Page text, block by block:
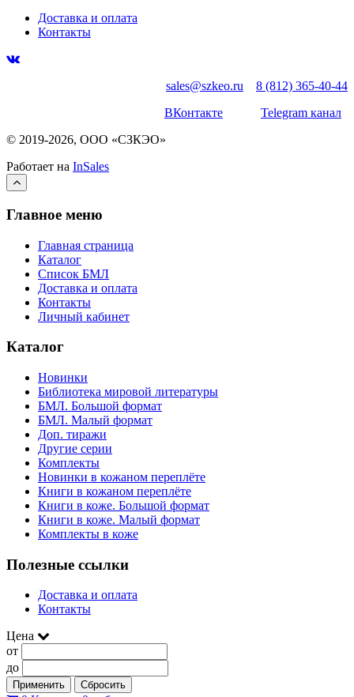
Доставка и оплата
Контакты
sales@szkeo.ru
8 (812) 365-40-44
ВКонтакте
Telegram канал
© 2019-2026, ООО «СЗКЭО»
Работает на InSales
Главное меню
Главная страница
Каталог
Список БМЛ
Доставка и оплата
Контакты
Личный кабинет
Каталог
Новинки
Библиотека мировой литературы
БМЛ. Большой формат
БМЛ. Малый формат
Доп. тиражи
Другие серии
Комплекты
Новинки в кожаном переплёте
Книги в кожаном переплёте
Книги в коже. Большой формат
Книги в коже. Малый формат
Комплекты в коже
Полезные ссылки
Доставка и оплата
Контакты
Цена
от
до
Применить Сбросить